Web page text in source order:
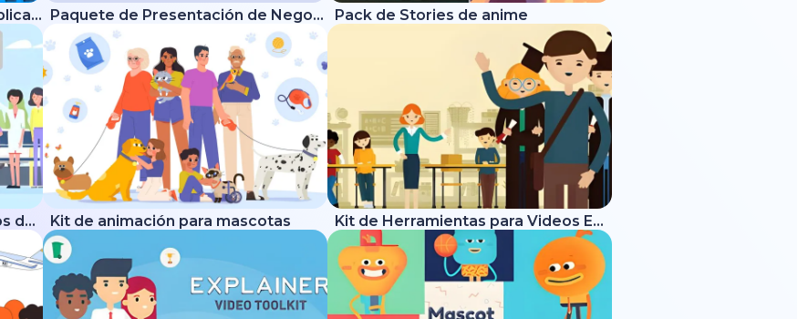
Kit de Herramientas - Video Explicativo Moderno Paquete de Presentación de Negocio Pack de Stories de anime
Kit de Herramientas para Videos de Salud Kit de animación para mascotas Kit de Herramientas para Videos Educativos